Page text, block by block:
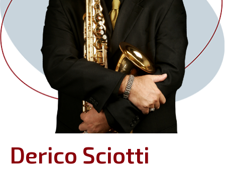
Derico Sciotti